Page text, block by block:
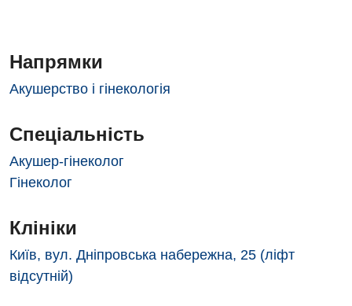
Відео
УЗД
Для дорослих
Алергологія, імунологія
Андрологія
Декларування
Українська
Російська
Напрямки
Акушерство і гінекологія
Спеціальність
Акушер-гінеколог
Гінеколог
Клініки
Київ, вул. Дніпровська набережна, 25 (ліфт
відсутній)